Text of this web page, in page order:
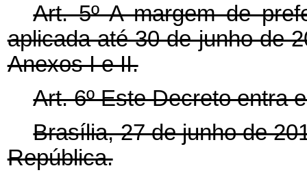
Art. 5º A margem de
aplicada até 30 de junho de
Anexos I e II.
Art. 6º Este Decreto entra
Brasília, 27 de junho de
República.